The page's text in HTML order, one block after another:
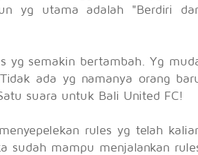
yg utama adalah "Berdiri
yg semakin bertambah. Yg
ada yg namanya orang
suara untuk Bali United FC!
rules yg telah
sudah mampu menjalankan